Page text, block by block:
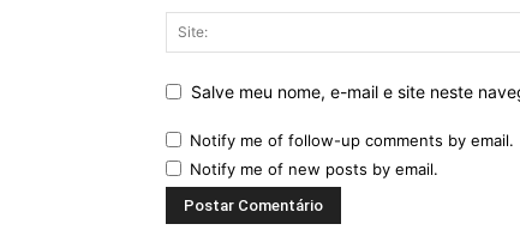
Salve meu nome, e-mail e site neste
Notify me of follow-up comments by email.
Notify me of new posts by email.